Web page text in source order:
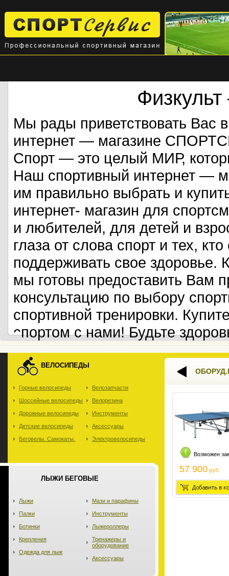
Мы рады приветствовать Вас
интернет — магазине
Спорт — это целый МИР,
Наш спортивный интернет —
им правильно выбрать и
интернет- магазин для
и любителей, для детей и
глаза от слова спорт и тех,
поддерживать свое
мы готовы предоставить Вам
консультацию по выбору
спортивной тренировки.
спортом с нами! Будьте
ВЕЛОСИПЕДЫ
Горные велосипеды
Шоссейные велосипеды
Дорожные велосипеды
Детские велосипеды
Беговелы. Самокаты.
Велозапчасти
Велорезина
Инструменты
Аксессуары
Электровелосипеды
ЛЫЖИ БЕГОВЫЕ
Лыжи
Палки
Ботинки
Крепления
Одежда для лыж
Мази и парафины
Инструменты
Лыжероллеры
Тренажеры и
оборудование
Аксессуары
Возможен
57 900 руб.